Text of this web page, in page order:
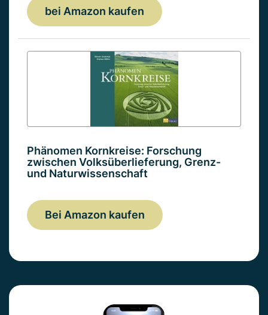
bei Amazon kaufen
Phänomen Kornkreise: Forschung
zwischen Volksüberlieferung, Grenz-
und Naturwissenschaft
Bei Amazon kaufen